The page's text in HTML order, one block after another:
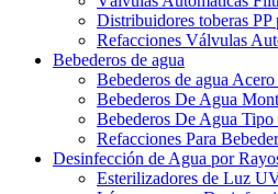
Distribuidores toberas PP
Refacciones Válvulas
Bebederos de agua
Bebederos de agua
Bebederos De Agua
Bebederos De Agua Tipo
Refacciones Para
Desinfección de Agua por
Esterilizadores de Luz